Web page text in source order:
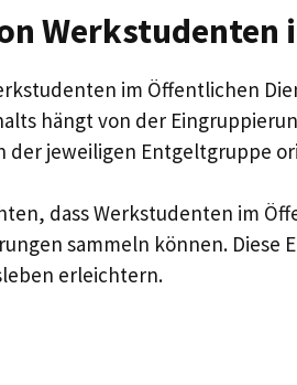
Werkstudenten
im Öffentlichen
hängt von der
der jeweiligen Entgeltgruppe
dass Werkstudenten im
sammeln können.
erleichtern.